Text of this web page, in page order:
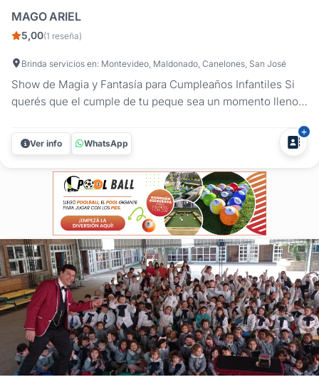
MAGO ARIEL
5,00(1 reseña)
Brinda servicios en: Montevideo, Maldonado, Canelones, San José
Show de Magia y Fantasía para Cumpleaños Infantiles Si
querés que el cumple de tu peque sea un momento lleno
Presentamos una propuesta diseñada específicamente
para captar la atención de los más chicos, donde la magia,
el color y la...
Ver info WhatsApp